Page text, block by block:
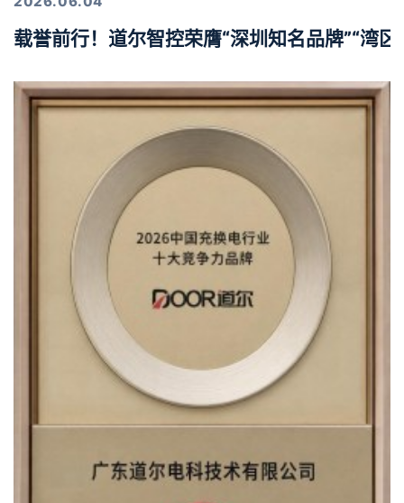
载誉前行！道尔智控荣膺“深圳知名品牌”“湾